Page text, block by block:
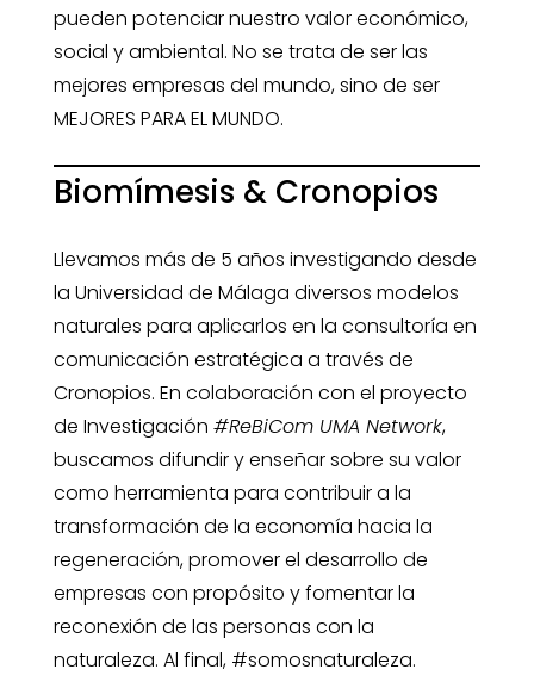
pueden potenciar nuestro valor económico,
social y ambiental. No se trata de ser las
mejores empresas del mundo, sino de ser
MEJORES PARA EL MUNDO.
Biomímesis & Cronopios
Llevamos más de 5 años investigando desde
la Universidad de Málaga diversos modelos
naturales para aplicarlos en la consultoría en
comunicación estratégica a través de
Cronopios. En colaboración con el proyecto
de Investigación #ReBiCom UMA Network,
buscamos difundir y enseñar sobre su valor
como herramienta para contribuir a la
transformación de la economía hacia la
regeneración, promover el desarrollo de
empresas con propósito y fomentar la
reconexión de las personas con la
naturaleza. Al final, #somosnaturaleza.